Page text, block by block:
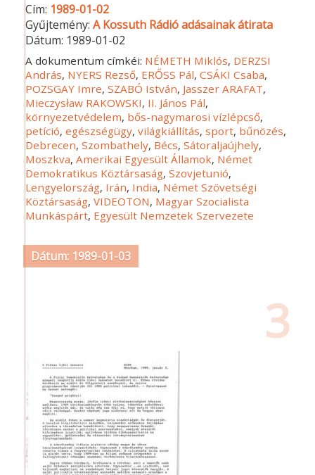
Cím: 1989-01-02
Gyűjtemény:A Kossuth Rádió adásainak átirata
Dátum: 1989-01-02
A dokumentum címkéi: NÉMETH Miklós, DERZSI
András, NYERS Rezső, ERŐSS Pál,CSÁKI Csaba,
POZSGAY Imre,SZABÓ István, Jasszer ARAFAT,
Mieczysław RAKOWSKI, II. János Pál,
környezetvédelem, bős-nagymarosi vízlépcső,
petíció,egészségügy,világkiállítás,sport, bűnözés,
Debrecen,Szombathely, Bécs,Sátoraljaújhely,
Moszkva,Amerikai Egyesült Államok, Német
Demokratikus Köztársaság,Szovjetunió,
Lengyelország, Irán, India, Német Szövetségi
Köztársaság,VIDEOTON, Magyar Szocialista
Munkáspárt, Egyesült Nemzetek Szervezete
Dátum: 1989-01-03
3